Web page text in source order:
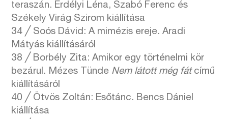
teraszán. Erdélyi Léna, Szabó Ferenc és
Székely Virág Szirom kiállítása
34 ╱ Soós Dávid: A mimézis ereje. Aradi
Mátyás kiállításáról
38 ╱ Borbély Zita: Amikor egy történelmi kör
bezárul. Mézes Tünde Nem látott még fátcímű
kiállításáról
40 ╱ Ötvös Zoltán: Esőtánc. Bencs Dániel
kiállítása